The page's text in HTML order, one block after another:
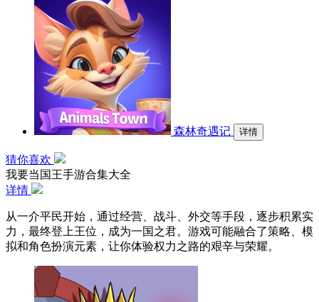
森林奇遇记 详情
猜你喜欢
我要当国王手游合集大全
详情
从一介平民开始，通过经营、战斗、外交等手段，逐步积累实
力，最终登上王位，成为一国之君。游戏可能融合了策略、模
拟和角色扮演元素，让你体验权力之路的艰辛与荣耀。